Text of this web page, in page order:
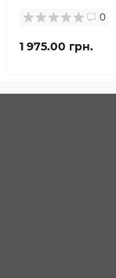
0
1 975.00 грн.